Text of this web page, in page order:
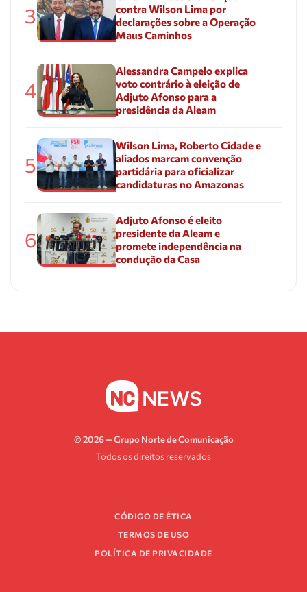
3
contra Wilson Lima por
declarações sobre a Operação
Maus Caminhos
4
Alessandra Campelo explica
voto contrário à eleição de
Adjuto Afonso para a
presidência da Aleam
5
Wilson Lima, Roberto Cidade e
aliados marcam convenção
partidária para oficializar
candidaturas no Amazonas
6
Adjuto Afonso é eleito
presidente da Aleam e
promete independência na
condução da Casa
© 2026 — Grupo Norte de Comunicação
Todos os direitos reservados
CÓDIGO DE ÉTICA
TERMOS DE USO
POLÍTICA DE PRIVACIDADE